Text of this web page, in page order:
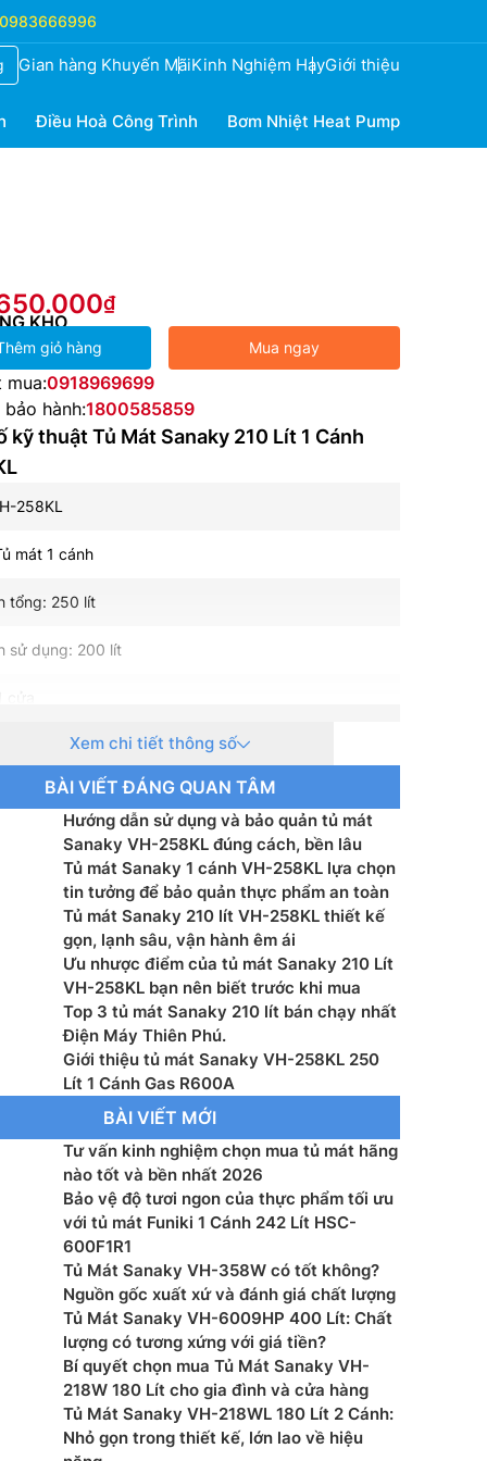
Gian hàng Khuyến MãiKinh Nghiệm HayGiới thiệu
Điều Hoà Công Trình Bơm Nhiệt Heat Pump
KHO
giỏ hàng Mua ngay
mua:0918969699
hành:1800585859
kỹ thuật Tủ Mát Sanaky 210 Lít 1 Cánh
258KL
mát 1 cánh
tổng: 250 lít
sử dụng: 200 lít
1 ngăn mát
Không
đông (độ C): 0°C –> 10°C
220-240 V, 50 Hz
tủ: 535 x 540 x 1775 mm
đóng gói: 626 x 575 x 1830 mm
24 tháng
Xem chi tiết thông số
BÀI VIẾT ĐÁNG QUAN TÂM
Hướng dẫn sử dụng và bảo quản tủ mát
Sanaky VH-258KL đúng cách, bền lâu
Tủ mát Sanaky 1 cánh VH-258KL lựa chọn
tin tưởng để bảo quản thực phẩm an toàn
Tủ mát Sanaky 210 lít VH-258KL thiết kế
gọn, lạnh sâu, vận hành êm ái
Ưu nhược điểm của tủ mát Sanaky 210 Lít
VH-258KL bạn nên biết trước khi mua
Top 3 tủ mát Sanaky 210 lít bán chạy nhất
Điện Máy Thiên Phú.
Giới thiệu tủ mát Sanaky VH-258KL 250
Lít 1 Cánh Gas R600A
BÀI VIẾT MỚI
Tư vấn kinh nghiệm chọn mua tủ mát hãng
nào tốt và bền nhất 2026
Bảo vệ độ tươi ngon của thực phẩm tối ưu
với tủ mát Funiki 1 Cánh 242 Lít HSC-
600F1R1
Tủ Mát Sanaky VH-358W có tốt không?
Nguồn gốc xuất xứ và đánh giá chất lượng
Tủ Mát Sanaky VH-6009HP 400 Lít: Chất
lượng có tương xứng với giá tiền?
Bí quyết chọn mua Tủ Mát Sanaky VH-
218W 180 Lít cho gia đình và cửa hàng
Tủ Mát Sanaky VH-218WL 180 Lít 2 Cánh:
Nhỏ gọn trong thiết kế, lớn lao về hiệu